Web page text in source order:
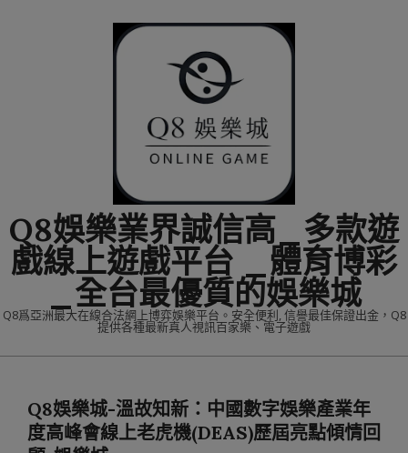
Q8娛樂業界誠信高_多款遊
戲線上遊戲平台 _體育博彩
_全台最優質的娛樂城
Q8爲亞洲最大在線合法網上博弈娛樂平台。安全便利, 信譽最佳保證出金，Q8
提供各種最新真人視訊百家樂、電子遊戲
MenuQ8娛樂城-溫故知新：中國數字娛樂產業年
度高峰會線上老虎機(DEAS)歷屆亮點傾情回